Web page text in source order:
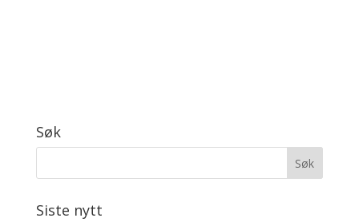
Søk
Siste nytt